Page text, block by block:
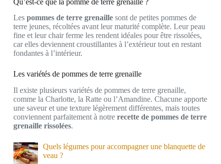
Les pommes de terre grenaillesont de petites pommes de
terre jeunes, récoltées avant leur maturité complète. Leur peau
fine et leur chair ferme les rendent idéales pour être rissolées,
car elles deviennent croustillantes à l’extérieur tout en restant
fondantes à l’intérieur.
Les variétés de pommes de terre grenaille
Il existe plusieurs variétés de pommes de terre grenaille,
comme la Charlotte, la Ratte ou l’Amandine. Chacune apporte
une saveur et une texture légèrement différentes, mais toutes
conviennent parfaitement à notre recette de pommes de terre
grenaille rissolées.
Quels légumes pour accompagner une blanquette de
veau ?